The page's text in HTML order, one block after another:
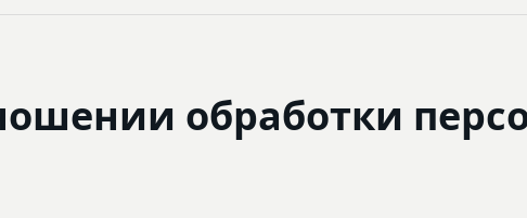
обработки